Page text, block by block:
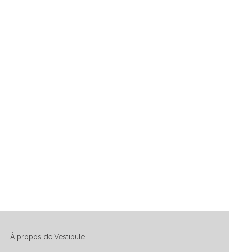
À propos de Vestibule